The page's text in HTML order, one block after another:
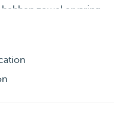
zowel ervaring
mee
leuker en fijner te
gerust een berichtje